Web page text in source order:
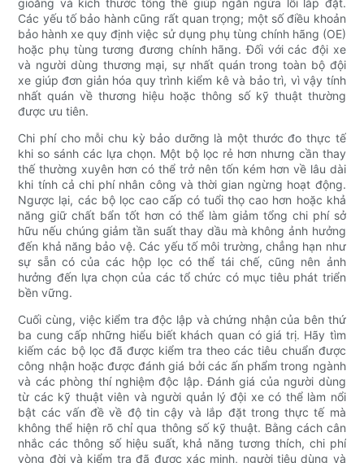
gioăng và kích thước tổng thể giúp ngăn ngừa lỗi lắp đặt.
Các yếu tố bảo hành cũng rất quan trọng; một số điều khoản
bảo hành xe quy định việc sử dụng phụ tùng chính hãng (OE)
hoặc phụ tùng tương đương chính hãng. Đối với các đội xe
và người dùng thương mại, sự nhất quán trong toàn bộ đội
xe giúp đơn giản hóa quy trình kiểm kê và bảo trì, vì vậy tính
nhất quán về thương hiệu hoặc thông số kỹ thuật thường
được ưu tiên.
Chi phí cho mỗi chu kỳ bảo dưỡng là một thước đo thực tế
khi so sánh các lựa chọn. Một bộ lọc rẻ hơn nhưng cần thay
thế thường xuyên hơn có thể trở nên tốn kém hơn về lâu dài
khi tính cả chi phí nhân công và thời gian ngừng hoạt động.
Ngược lại, các bộ lọc cao cấp có tuổi thọ cao hơn hoặc khả
năng giữ chất bẩn tốt hơn có thể làm giảm tổng chi phí sở
hữu nếu chúng giảm tần suất thay dầu mà không ảnh hưởng
đến khả năng bảo vệ. Các yếu tố môi trường, chẳng hạn như
sự sẵn có của các hộp lọc có thể tái chế, cũng nên ảnh
hưởng đến lựa chọn của các tổ chức có mục tiêu phát triển
bền vững.
Cuối cùng, việc kiểm tra độc lập và chứng nhận của bên thứ
ba cung cấp những hiểu biết khách quan có giá trị. Hãy tìm
kiếm các bộ lọc đã được kiểm tra theo các tiêu chuẩn được
công nhận hoặc được đánh giá bởi các ấn phẩm trong ngành
và các phòng thí nghiệm độc lập. Đánh giá của người dùng
từ các kỹ thuật viên và người quản lý đội xe có thể làm nổi
bật các vấn đề về độ tin cậy và lắp đặt trong thực tế mà
không thể hiện rõ chỉ qua thông số kỹ thuật. Bằng cách cân
nhắc các thông số hiệu suất, khả năng tương thích, chi phí
vòng đời và kiểm tra đã được xác minh, người tiêu dùng và